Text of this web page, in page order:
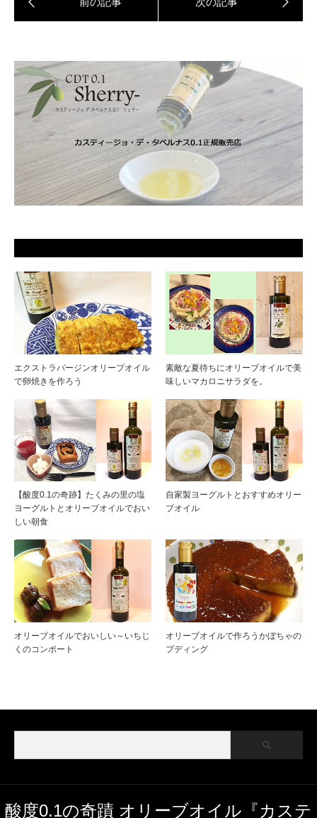
エクストラバージンオリーブオイル
で卵焼きを作ろう
素敵な夏待ちにオリーブオイルで美
味しいマカロニサラダを。
【酸度0.1の奇跡】たくみの里の塩
ヨーグルトとオリーブオイルでおい
しい朝食
自家製ヨーグルトとおすすめオリー
ブオイル
オリーブオイルでおいしい～いちじ
くのコンポート
オリーブオイルで作ろうかぼちゃの
プディング
酸度0.1の奇蹟 オリーブオイル『カステ